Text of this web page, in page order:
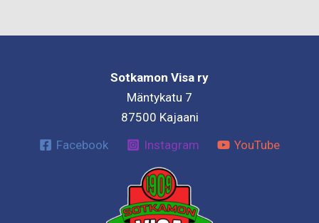
Sotkamon Visa ry
Mäntykatu 7
87500 Kajaani
Facebook
Instagram YouTube